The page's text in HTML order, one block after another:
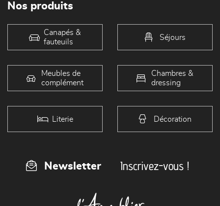
Nos produits
Canapés &
fauteuils
Séjours
Meubles de
complément
Chambres &
dressing
Literie Décoration
Newsletter Inscrivez-vous !